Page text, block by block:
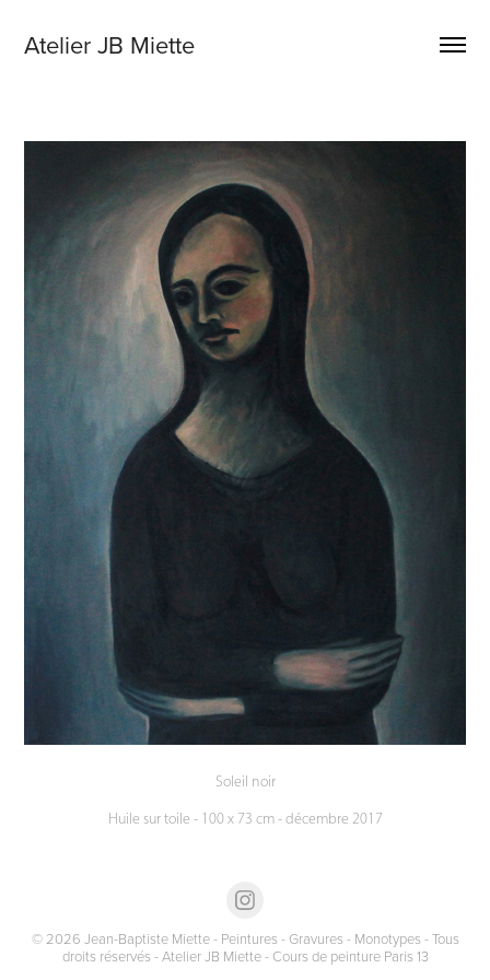
Atelier JB Miette
Soleil noir
Huile sur toile - 100 x 73 cm - décembre 2017
© 2026 Jean-Baptiste Miette - Peintures - Gravures - Monotypes - Tous
droits réservés - Atelier JB Miette - Cours de peinture Paris 13